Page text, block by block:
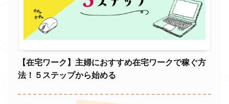
【在宅ワーク】主婦におすすめ在宅ワークで稼ぐ方
法！５ステップから始める